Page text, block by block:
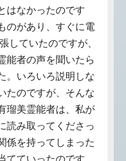
はなかったのです
のがあり、すぐに電
していたのですが、
能者の声を聞いたら
。いろいろ説明しな
たのですが、そんな
瑠美霊能者は、私が
読み取ってくださっ
係を持ってしまった
てていったのです。